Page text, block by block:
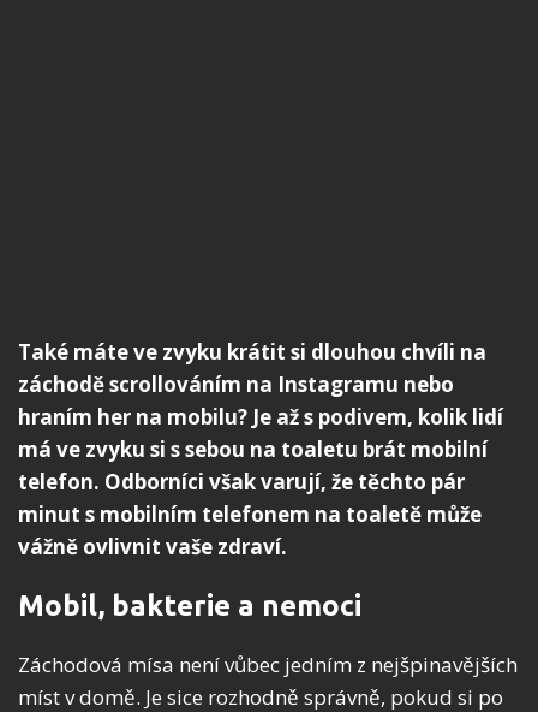
Také máte ve zvyku krátit si dlouhou chvíli na
záchodě scrollováním na Instagramu nebo
hraním her na mobilu? Je až s podivem, kolik lidí
má ve zvyku si s sebou na toaletu brát mobilní
telefon. Odborníci však varují, že těchto pár
minut s mobilním telefonem na toaletě může
vážně ovlivnit vaše zdraví.
Mobil, bakterie a nemoci
Záchodová mísa není vůbec jedním z nejšpinavějších
míst v domě. Je sice rozhodně správně, pokud si po